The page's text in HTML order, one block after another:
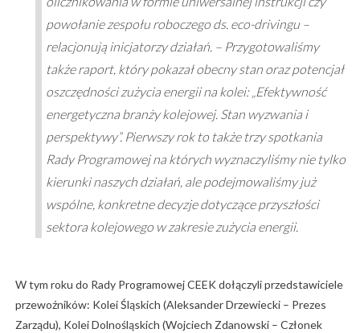
powołanie zespołu roboczego ds. eco-drivingu –
relacjonują inicjatorzy działań. – Przygotowaliśmy
także raport, który pokazał obecny stan oraz potencjał
oszczędności zużycia energii na kolei: „Efektywność
energetyczna branży kolejowej. Stan wyzwania i
perspektywy”. Pierwszy rok to także trzy spotkania
Rady Programowej na których wyznaczyliśmy nie tylko
kierunki naszych działań, ale podejmowaliśmy już
wspólne, konkretne decyzje dotyczące przyszłości
sektora kolejowego w zakresie zużycia energii.
W tym roku do Rady Programowej CEEK dołączyli przedstawiciele
przewoźników: Kolei Śląskich (Aleksander Drzewiecki – Prezes
Zarządu), Kolei Dolnośląskich (Wojciech Zdanowski – Członek